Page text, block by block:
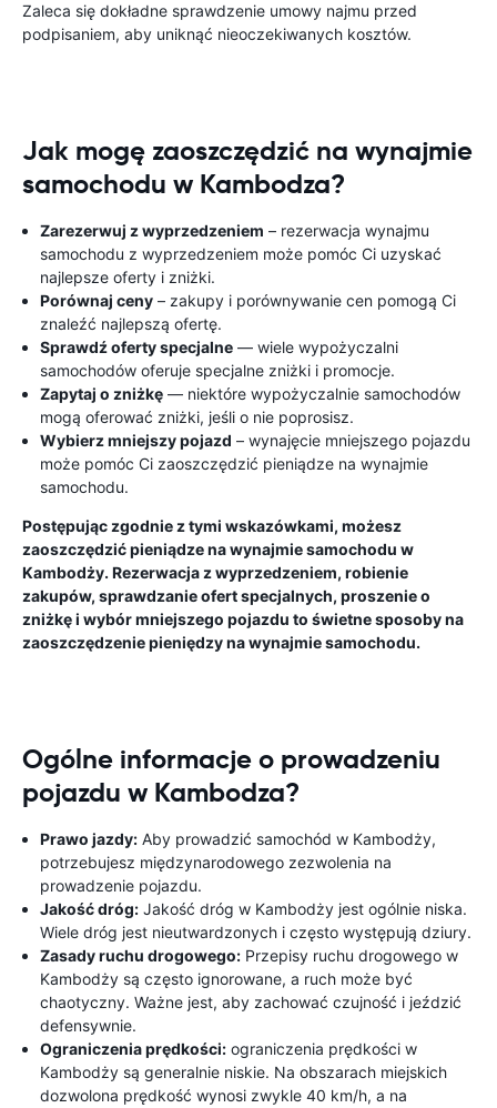
Zaleca się dokładne sprawdzenie umowy najmu przed
podpisaniem, aby uniknąć nieoczekiwanych kosztów.
Jak mogę zaoszczędzić na wynajmie
samochodu w Kambodza?
Zarezerwuj z wyprzedzeniem – rezerwacja wynajmu
samochodu z wyprzedzeniem może pomóc Ci uzyskać
najlepsze oferty i zniżki.
Porównaj ceny – zakupy i porównywanie cen pomogą Ci
znaleźć najlepszą ofertę.
Sprawdź oferty specjalne — wiele wypożyczalni
samochodów oferuje specjalne zniżki i promocje.
Zapytaj o zniżkę — niektóre wypożyczalnie samochodów
mogą oferować zniżki, jeśli o nie poprosisz.
Wybierz mniejszy pojazd – wynajęcie mniejszego pojazdu
może pomóc Ci zaoszczędzić pieniądze na wynajmie
samochodu.
Postępując zgodnie z tymi wskazówkami, możesz
zaoszczędzić pieniądze na wynajmie samochodu w
Kambodży. Rezerwacja z wyprzedzeniem, robienie
zakupów, sprawdzanie ofert specjalnych, proszenie o
zniżkę i wybór mniejszego pojazdu to świetne sposoby na
zaoszczędzenie pieniędzy na wynajmie samochodu.
Ogólne informacje o prowadzeniu
pojazdu w Kambodza?
Prawo jazdy: Aby prowadzić samochód w Kambodży,
potrzebujesz międzynarodowego zezwolenia na
prowadzenie pojazdu.
Jakość dróg: Jakość dróg w Kambodży jest ogólnie niska.
Wiele dróg jest nieutwardzonych i często występują dziury.
Zasady ruchu drogowego: Przepisy ruchu drogowego w
Kambodży są często ignorowane, a ruch może być
chaotyczny. Ważne jest, aby zachować czujność i jeździć
defensywnie.
Ograniczenia prędkości: ograniczenia prędkości w
Kambodży są generalnie niskie. Na obszarach miejskich
dozwolona prędkość wynosi zwykle 40 km/h, a na